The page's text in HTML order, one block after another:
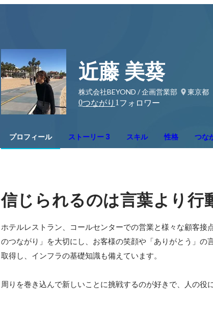
近藤 美葵
株式会社BEYOND / 企画営業部
東京都
0つながり 1 フォロワー
プロフィール ストーリー 3 スキル 性格 つな
信じられるのは言葉より行
ホテルレストラン、コールセンターでの営業と様々な顧客接
のつながり」を大切にし、お客様の笑顔や「ありがとう」の
取得し、インフラの基礎知識も備えています。
周りを巻き込んで新しいことに挑戦するのが好きで、人の役